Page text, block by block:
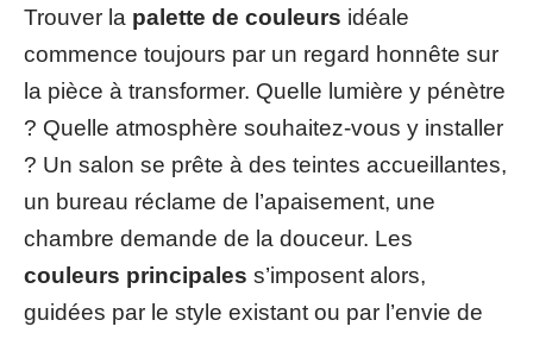
Trouver la palette de couleurs idéale
commence toujours par un regard honnête sur
la pièce à transformer. Quelle lumière y pénètre
? Quelle atmosphère souhaitez-vous y installer
? Un salon se prête à des teintes accueillantes,
un bureau réclame de l’apaisement, une
chambre demande de la douceur. Les
couleurs principales s’imposent alors,
guidées par le style existant ou par l’envie de